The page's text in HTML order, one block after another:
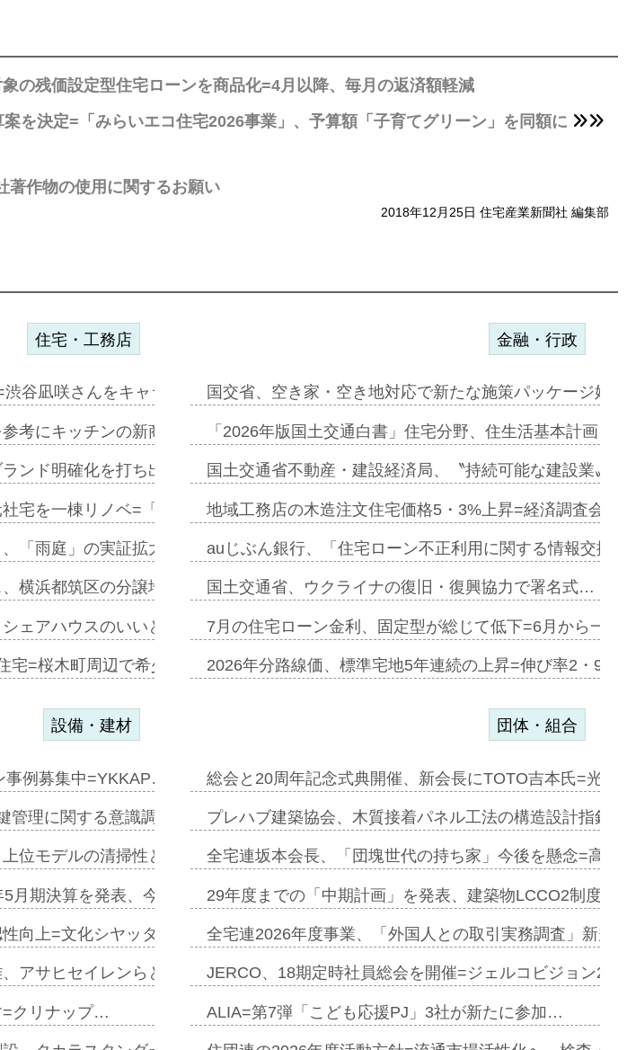
の残価設定型住宅ローンを商品化=4月以降、毎月の返済額軽減
を決定=「みらいエコ住宅2026事業」、予算額「子育てグリーン」を同額に
著作物の使用に関するお願い
2018年12月25日 住宅産業新聞社 編集部
住宅・工務店
渋谷凪咲さんをキャラクターに起用…
考にキッチンの新商品=「ファミーレキ…
ンド明確化を打ち出す=年内にも城南エ…
宅を一棟リノベ=「職住遊」融合型の賃…
「雨庭」の実証拡大へ=ガーデンカフェ…
横浜都筑区の分譲地開発で初協業=お互…
ェアハウスのいいとこどりのコリビング…
宅=桜木町周辺で希少価値のある2階建…
金融・行政
国交省、空き家・空き地対応で新たな施策パッケージ始
「2026年版国土交通白書」住宅分野、住生活基本計画
国土交通省不動産・建設経済局、〝持続可能な建設業〟
地域工務店の木造注文住宅価格5・3%上昇=経済調査会
auじぶん銀行、「住宅ローン不正利用に関する情報交換
国土交通省、ウクライナの復旧・復興協力で署名式…
7月の住宅ローン金利、固定型が総じて低下=6月から一
2026年分路線価、標準宅地5年連続の上昇=伸び率2・
設備・建材
事例募集中=YKKAP…
管理に関する意識調査=Nature…
上位モデルの清掃性と安全性追加=リンナ…
月期決算を発表、今期は増収見込む=…
向上=文化シヤッター…
アサヒセイレンらと協働開発開始=三協…
=クリナップ…
団体・組合
総会と20周年記念式典開催、新会長にTOTO吉本氏=光
プレハブ建築協会、木質接着パネル工法の構造設計指針
全宅連坂本会長、「団塊世代の持ち家」今後を懸念=高
29年度までの「中期計画」を発表、建築物LCCO2制度
全宅連2026年度事業、「外国人との取引実務調査」新規
JERCO、18期定時社員総会を開催=ジェルコビジョン
ALIA=第7弾「こども応援PJ」3社が新たに参加…